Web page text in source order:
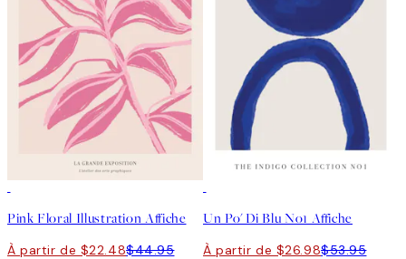
Pink Floral Illustration Affiche
À partir de $22.48$44.95
Un Po' Di Blu No1 Affiche
À partir de $26.98$53.95